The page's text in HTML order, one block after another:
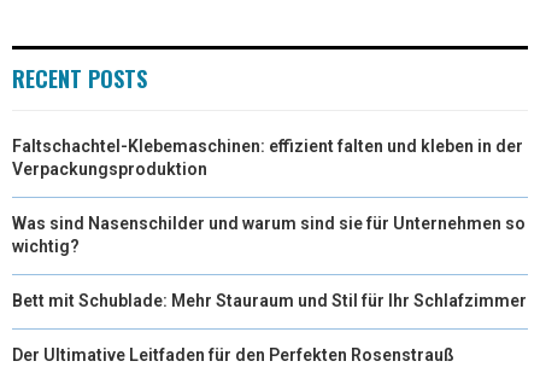
RECENT POSTS
Faltschachtel-Klebemaschinen: effizient falten und kleben in der
Verpackungsproduktion
Was sind Nasenschilder und warum sind sie für Unternehmen so
wichtig?
Bett mit Schublade: Mehr Stauraum und Stil für Ihr Schlafzimmer
Der Ultimative Leitfaden für den Perfekten Rosenstrauß